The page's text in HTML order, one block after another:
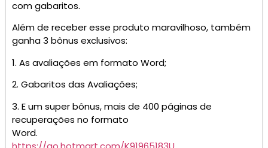
com gabaritos.
Além de receber esse produto maravilhoso, também
ganha 3 bônus exclusivos:
1. As avaliações em formato Word;
2. Gabaritos das Avaliações;
3. E um super bônus, mais de 400 páginas de
recuperações no formato
Word.